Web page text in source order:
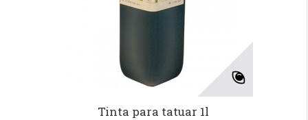
Tinta para tatuar 1l